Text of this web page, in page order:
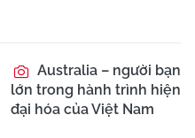
Australia – người bạn
lớn trong hành trình hiện
đại hóa của Việt Nam